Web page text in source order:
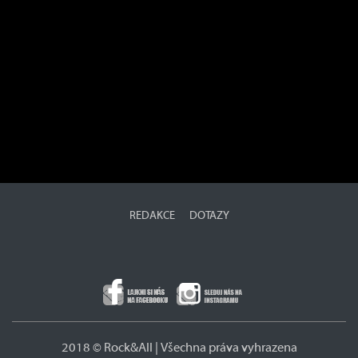
REDAKCE DOTAZY
2018 © Rock&All | Všechna práva vyhrazena